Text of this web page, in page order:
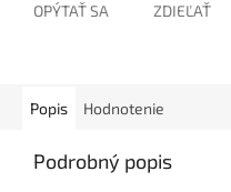
OPÝTAŤ SA ZDIEĽAŤ
Popis Hodnotenie
Podrobný popis